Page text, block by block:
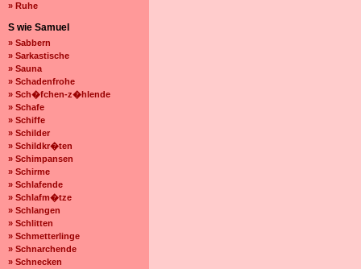
» Ruhe
S wie Samuel
» Sabbern
» Sarkastische
» Sauna
» Schadenfrohe
» Sch�fchen-z�hlende
» Schafe
» Schiffe
» Schilder
» Schildkr�ten
» Schimpansen
» Schirme
» Schlafende
» Schlafm�tze
» Schlangen
» Schlitten
» Schmetterlinge
» Schnarchende
» Schnecken